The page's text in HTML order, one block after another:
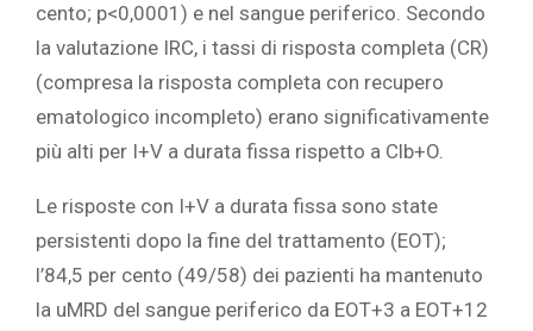
cento; p<0,0001) e nel sangue periferico. Secondo
la valutazione IRC, i tassi di risposta completa (CR)
(compresa la risposta completa con recupero
ematologico incompleto) erano significativamente
più alti per I+V a durata fissa rispetto a Clb+O.
Le risposte con I+V a durata fissa sono state
persistenti dopo la fine del trattamento (EOT);
l’84,5 per cento (49/58) dei pazienti ha mantenuto
la uMRD del sangue periferico da EOT+3 a EOT+12